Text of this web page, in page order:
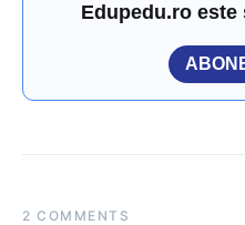
Edupedu.ro este
2 COMMENTS